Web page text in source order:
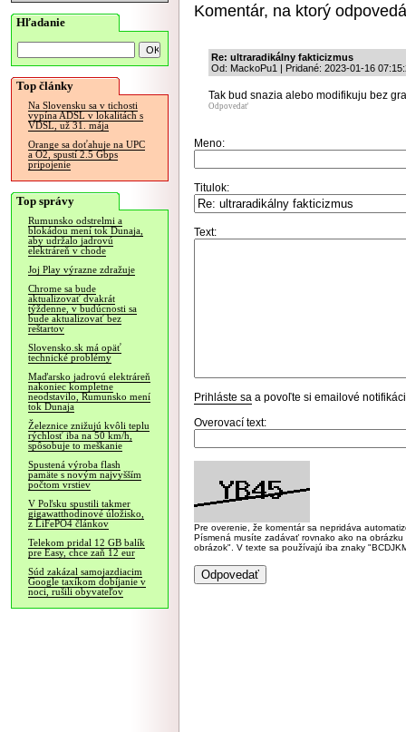
Hľadanie
Top články
Na Slovensku sa v tichosti
vypína ADSL v lokalitách s
VDSL, už 31. mája
Orange sa doťahuje na UPC
a O2, spustí 2.5 Gbps
pripojenie
Top správy
Rumunsko odstrelmi a
blokádou mení tok Dunaja,
aby udržalo jadrovú
elektráreň v chode
Joj Play výrazne zdražuje
Chrome sa bude
aktualizovať dvakrát
týždenne, v budúcnosti sa
bude aktualizovať bez
reštartov
Slovensko.sk má opäť
technické problémy
Maďarsko jadrovú elektráreň
nakoniec kompletne
neodstavilo, Rumunsko mení
tok Dunaja
Železnice znižujú kvôli teplu
rýchlosť iba na 50 km/h,
spôsobuje to meškanie
Spustená výroba flash
pamäte s novým najvyšším
počtom vrstiev
V Poľsku spustili takmer
gigawatthodinové úložisko,
z LiFePO4 článkov
Telekom pridal 12 GB balík
pre Easy, chce zaň 12 eur
Súd zakázal samojazdiacim
Google taxíkom dobíjanie v
noci, rušili obyvateľov
Komentár, na ktorý
Re: ultraradikálny fakticizmus
Od: MackoPu1 | Pridané: 2023-01-16
Tak bud snazia alebo modifikuju bez
Odpovedať
Meno:
Titulok:
Text:
Prihláste sa a povoľte si emailové
Overovací text:
Pre overenie, že komentár sa nepridáva
Písmená musíte zadávať rovnako ako na
obrázok". V texte sa používajú iba znaky